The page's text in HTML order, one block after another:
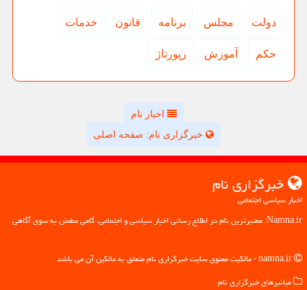
دولت مجلس برنامه قانون خدمات
حكم آموزش رپورتاژ
اخبار نام
خبرگزاری نام: صفحه اصلی
خبرگزاری نام
اخبار سیاسی اجتماعی
Namna.ir: معتبرترین نام در اطلاع رسانی اخبار سیاسی و اجتماعی، گامی مطمئن به سوی آگاهی
میانبرهای خبرگزاری نام